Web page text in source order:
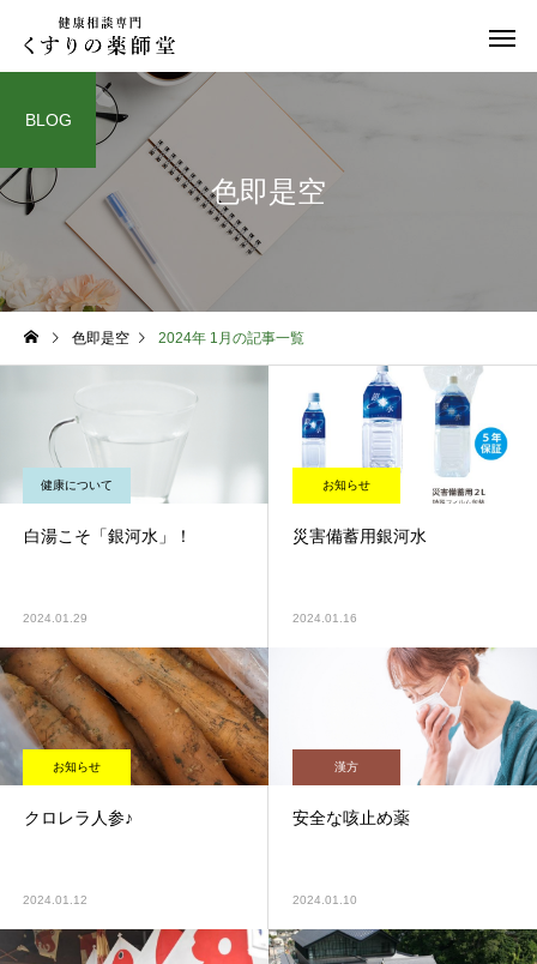
日常のこと
令和８年熊本地震
お盆期間中のご相談に
て
色即是空
BLOG
色即是空 2024年 1月の記事一覧
健康について
白湯こそ「銀河水」！
2024.01.29
お知らせ
災害備蓄用銀河水
2024.01.16
お知らせ
クロレラ人参♪
2024.01.12
漢方
安全な咳止め薬
2024.01.10